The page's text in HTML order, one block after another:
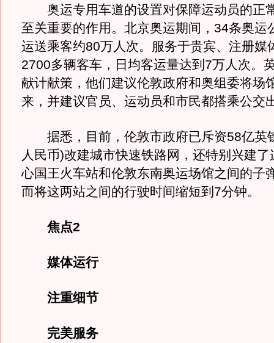
奥运专用车道的设置对保障运动员的正
至关重要的作用。北京奥运期间，34条奥运
运送乘客约80万人次。服务于贵宾、注册媒
2700多辆客车，日均客运量达到7万人次。
献计献策，他们建议伦敦政府和奥组委将场
来，并建议官员、运动员和市民都搭乘公交
据悉，目前，伦敦市政府已斥资58亿英
人民币)改建城市快速铁路网，还特别兴建
心国王火车站和伦敦东南奥运场馆之间的子
而将这两站之间的行驶时间缩短到7分钟。
焦点2
媒体运行
注重细节
完美服务